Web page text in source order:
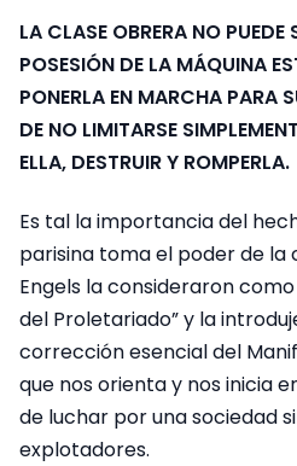
LA CLASE OBRERA NO PUEDE
POSESIÓN DE LA MÁQUINA
PONERLA EN MARCHA PARA
DE NO LIMITARSE
ELLA, DESTRUIR Y ROMPERLA.
Es tal la importancia del
parisina toma el poder de la
Engels la consideraron
del Proletariado” y la
corrección esencial del
que nos orienta y nos inicia
de luchar por una sociedad
explotadores.